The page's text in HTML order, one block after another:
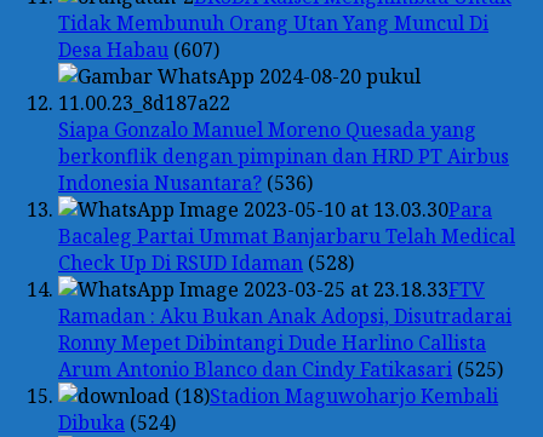
Tidak Membunuh Orang Utan Yang Muncul Di
Desa Habau (607)
Siapa Gonzalo Manuel Moreno Quesada yang
berkonflik dengan pimpinan dan HRD PT Airbus
Indonesia Nusantara? (536)
Para
Bacaleg Partai Ummat Banjarbaru Telah Medical
Check Up Di RSUD Idaman (528)
FTV
Ramadan : Aku Bukan Anak Adopsi, Disutradarai
Ronny Mepet Dibintangi Dude Harlino Callista
Arum Antonio Blanco dan Cindy Fatikasari (525)
Stadion Maguwoharjo Kembali
Dibuka (524)